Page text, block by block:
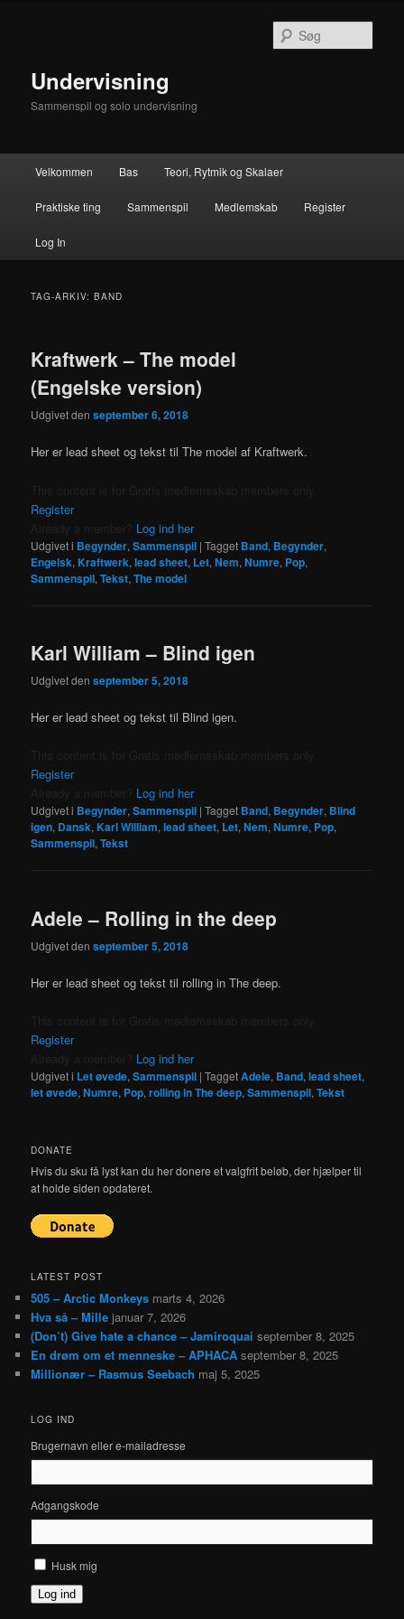
Undervisning
Sammenspil og solo undervisning
Velkommen Bas Teori, Rytmik og Skalaer
Praktiske ting Sammenspil Medlemskab Register
Log In
TAG-ARKIV:BAND
Kraftwerk – The model
(Engelske version)
Udgivet denseptember 6, 2018
Her er lead sheet og tekst til The model af Kraftwerk.
Register
Log ind her
Udgivet i Begynder,Sammenspil |Tagget Band, Begynder,
Engelsk,Kraftwerk,lead sheet, Let,Nem,Numre, Pop,
Sammenspil,Tekst,The model
Karl William – Blind igen
Udgivet denseptember 5, 2018
Her er lead sheet og tekst til Blind igen.
Register
Log ind her
Udgivet i Begynder,Sammenspil |Tagget Band, Begynder, Blind
igen, Dansk,Karl William,lead sheet, Let,Nem,Numre, Pop,
Sammenspil,Tekst
Adele – Rolling in the deep
Udgivet denseptember 5, 2018
Her er lead sheet og tekst til rolling in The deep.
Register
Log ind her
Udgivet i Let øvede,Sammenspil |TaggetAdele, Band,lead sheet,
let øvede,Numre, Pop,rolling in The deep,Sammenspil,Tekst
DONATE
Hvis du sku få lyst kan du her donere et valgfrit beløb, der hjælper til
at holde siden opdateret.
LATEST POST
505 – Arctic Monkeys marts 4, 2026
Hva så – Mille januar 7, 2026
(Don’t) Give hate a chance – Jamiroquai september 8, 2025
En drøm om et menneske – APHACA september 8, 2025
Millionær – Rasmus Seebach maj 5, 2025
LOG IND
Brugernavn eller e-mailadresse
Adgangskode
Husk mig
Log ind